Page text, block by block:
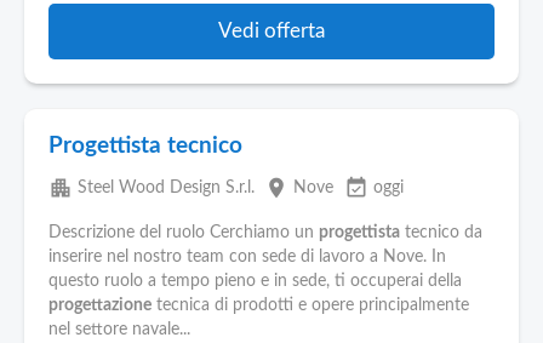
Vedi offerta
Progettista tecnico
apartment Steel Wood Design S.r.l. place Nove event_available oggi
Descrizione del ruolo Cerchiamo un progettista tecnico da
inserire nel nostro team con sede di lavoro a Nove. In
questo ruolo a tempo pieno e in sede, ti occuperai della
progettazione tecnica di prodotti e opere principalmente
nel settore navale...